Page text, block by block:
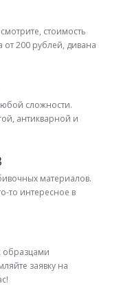
стоимость
от 200 рублей, дивана
сложности.
антикварной и
материалов.
то интересное в
образцами
заявку на